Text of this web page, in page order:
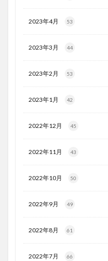
2023年4月 53
2023年3月 44
2023年2月 53
2023年1月 42
2022年12月 45
2022年11月 43
2022年10月 50
2022年9月 49
2022年8月 61
2022年7月 66